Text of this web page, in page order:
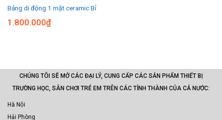
Bảng di động 1 mặt ceramic Bỉ
1.800.000₫
CHÚNG TÔI SẼ MỞ CÁC ĐẠI LÝ, CUNG CẤP CÁC SẢN PHẨM THIẾT BỊ
TRƯỜNG HỌC, SÂN CHƠI TRẺ EM TRÊN CÁC TỈNH THÀNH CỦA CẢ NƯỚC:
Hà Nội
Hải Phòng